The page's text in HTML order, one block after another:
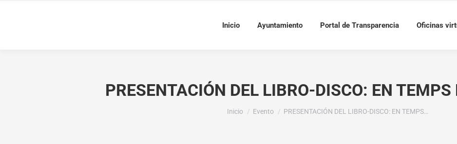
Inicio Ayuntamiento Portal de Transparencia Oficinas
PRESENTACIÓN DEL LIBRO-DISCO: EN TEMPS
Estás aquí:
Inicio Evento PRESENTACIÓN DEL LIBRO-DISCO: EN TEMPS…